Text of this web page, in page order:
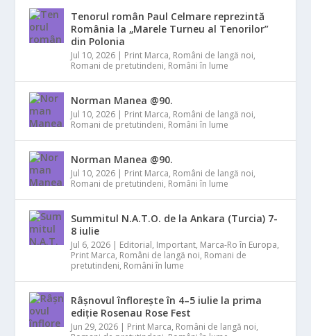
Tenorul român Paul Celmare reprezintă
România la „Marele Turneu al Tenorilor”
din Polonia
Jul 10, 2026 | Print Marca, Români de langă noi,
Romani de pretutindeni, Români în lume
Norman Manea @90.
Jul 10, 2026 | Print Marca, Români de langă noi,
Romani de pretutindeni, Români în lume
Norman Manea @90.
Jul 10, 2026 | Print Marca, Români de langă noi,
Romani de pretutindeni, Români în lume
Summitul N.A.T.O. de la Ankara (Turcia) 7-
8 iulie
Jul 6, 2026 | Editorial, Important, Marca-Ro în Europa,
Print Marca, Români de langă noi, Romani de
pretutindeni, Români în lume
Râșnovul înflorește în 4–5 iulie la prima
ediție Rosenau Rose Fest
Jun 29, 2026 | Print Marca, Români de langă noi,